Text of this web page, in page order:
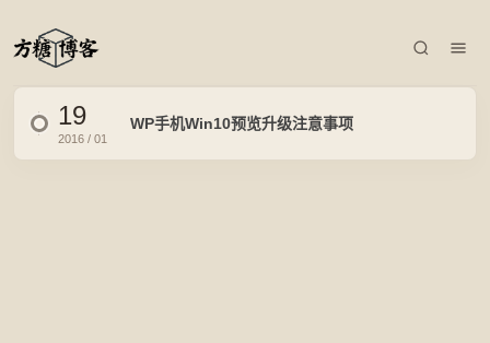
19
2016 / 01
WP手机Win10预览升级注意事项